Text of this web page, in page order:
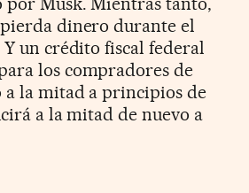
dinero durante el
un crédito fiscal federal
los compradores de
a la mitad a principios de
a la mitad de nuevo a